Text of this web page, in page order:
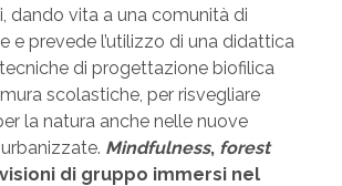
dando vita a una comunità di
e prevede l’utilizzo di una didattica
di progettazione biofilica
scolastiche, per risvegliare
la natura anche nelle nuove
Mindfulness, forest
di gruppo immersi nel